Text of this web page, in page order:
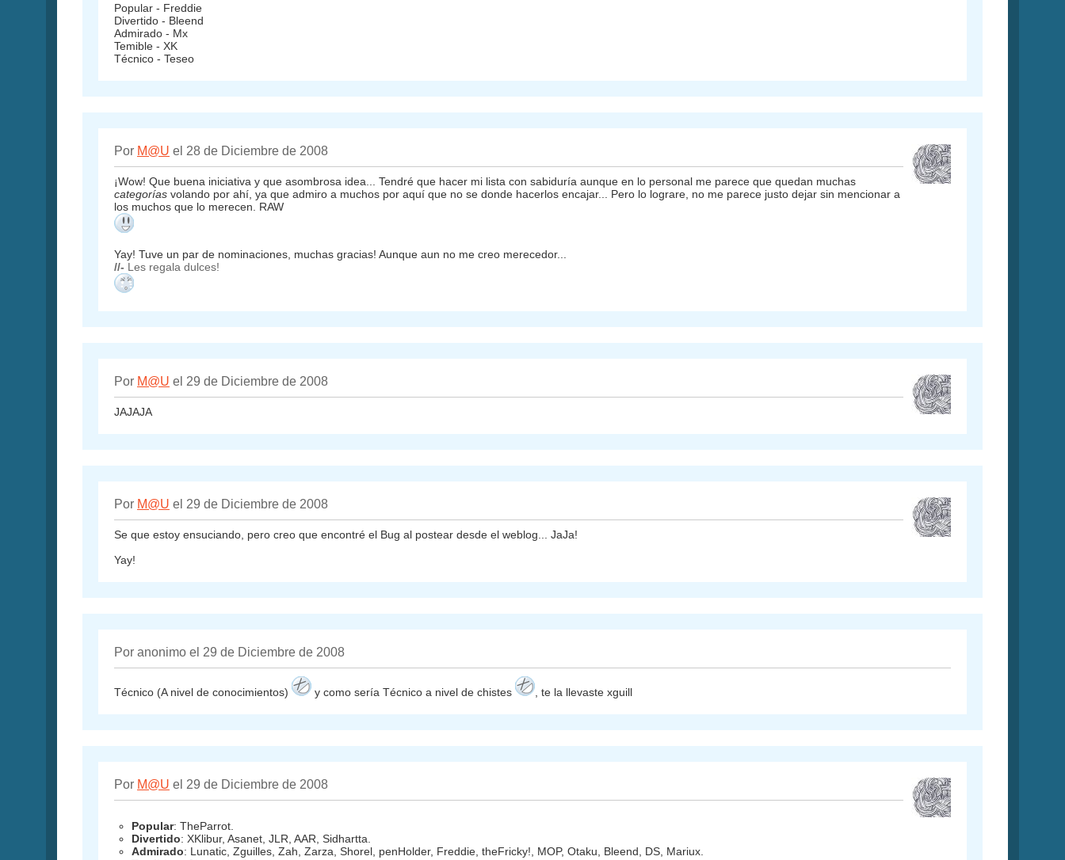
Popular - Freddie
Divertido - Bleend
Admirado - Mx
Temible - XK
Técnico - Teseo
Por M@U el 28 de Diciembre de 2008
¡Wow! Que buena iniciativa y que asombrosa idea... Tendré que hacer mi lista con sabiduría aunque en lo personal me parece que quedan muchas
categorías volando por ahí, ya que admiro a muchos por aquí que no se donde hacerlos encajar... Pero lo lograre, no me parece justo dejar sin mencionar a
los muchos que lo merecen. RAW
Yay! Tuve un par de nominaciones, muchas gracias! Aunque aun no me creo merecedor...
//- Les regala dulces!
Por M@U el 29 de Diciembre de 2008
JAJAJA
Por M@U el 29 de Diciembre de 2008
Se que estoy ensuciando, pero creo que encontré el Bug al postear desde el weblog... JaJa!
Yay!
Por anonimo el 29 de Diciembre de 2008
Técnico (A nivel de conocimientos) y como sería Técnico a nivel de chistes , te la llevaste xguill
Por M@U el 29 de Diciembre de 2008
Popular: TheParrot.
Divertido: XKlibur, Asanet, JLR, AAR, Sidhartta.
Admirado: Lunatic, Zguilles, Zah, Zarza, Shorel, penHolder, Freddie, theFricky!, MOP, Otaku, Bleend, DS, Mariux.